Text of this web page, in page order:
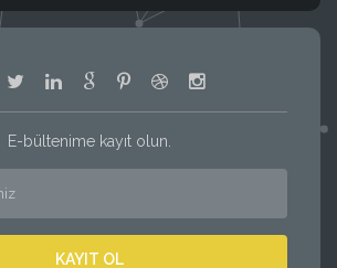
E-bültenime kayıt olun.